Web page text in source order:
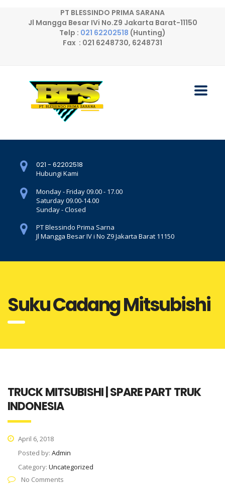
PT BLESSINDO PRIMA SARANA
Jl Mangga Besar IVi No.Z9 Jakarta Barat-11150
Telp : 021 62202518 (Hunting)
Fax : 021 6248730, 6248731
021 - 62202518
Hubungi Kami
Monday - Friday 09.00 - 17.00
Saturday 09.00-14.00
Sunday - Closed
PT Blessindo Prima Sarna
Jl Mangga Besar IV i No Z9 Jakarta Barat 11150
Suku Cadang Mitsubishi
TRUCK MITSUBISHI | SPARE PART TRUK
INDONESIA
April 6, 2018
Posted by: Admin
Category: Uncategorized
No Comments